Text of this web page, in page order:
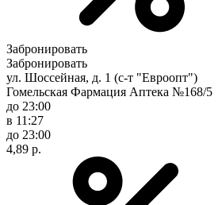
Забронировать
Забронировать
ул. Шоссейная, д. 1 (с-т "Евроопт")
Гомельская Фармация Аптека №168/5
до 23:00
в 11:27
до 23:00
4,89 р.